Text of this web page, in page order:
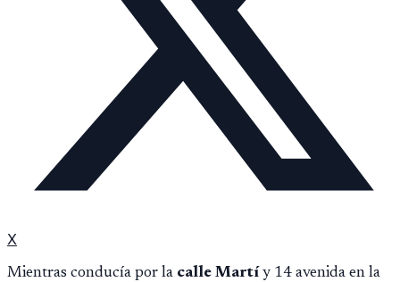
X
Mientras conducía por la calle Martí y 14 avenida en la